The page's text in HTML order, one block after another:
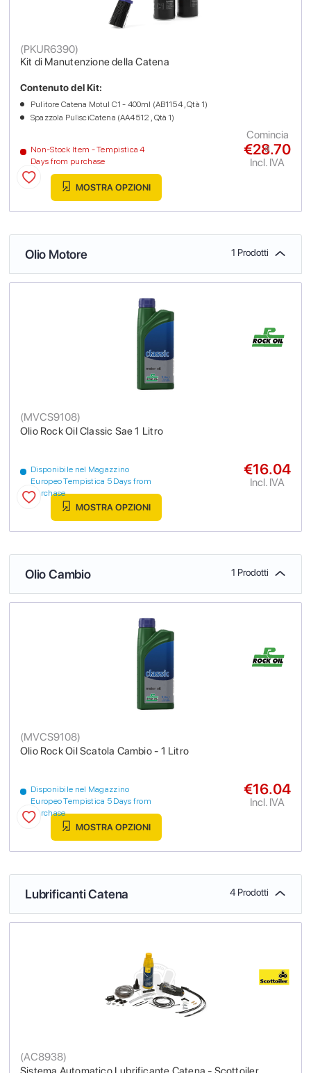
Kit di Manutenzione della Catena
(PKUR6390)
Non-Stock Item - Tempistica 4
Days from purchase
Contenuto del Kit:
Pulitore Catena Motul C1 - 400ml (AB1154 , Qtà 1)
Spazzola PulisciCatena (AA4512 , Qtà 1)
€28.70
Incl. IVA
Comincia
a
MOSTRA OPZIONI
Olio Motore 1 Prodotti
Olio Rock Oil Classic Sae 1 Litro
(MVCS9108)
Disponibile nel Magazzino
Europeo Tempistica 5 Days from
purchase
€16.04
Incl. IVA
MOSTRA OPZIONI
Olio Cambio 1 Prodotti
Olio Rock Oil Scatola Cambio - 1 Litro
(MVCS9108)
Disponibile nel Magazzino
Europeo Tempistica 5 Days from
purchase
€16.04
Incl. IVA
MOSTRA OPZIONI
Lubrificanti Catena 4 Prodotti
(AC8938)